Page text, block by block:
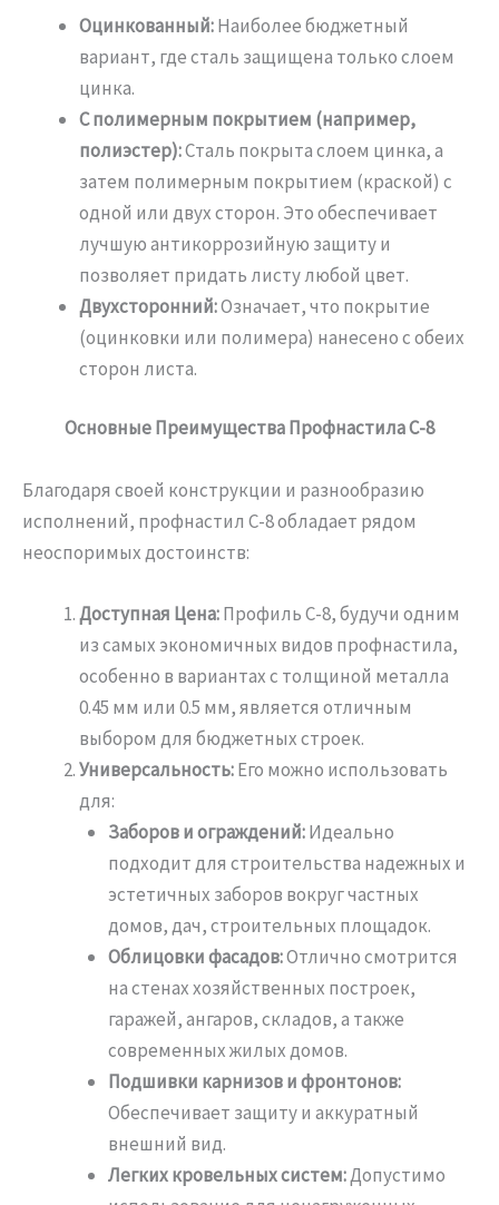
Оцинкованный:Наиболее бюджетный
вариант, где сталь защищена только слоем
цинка.
С полимерным покрытием (например,
полиэстер):Сталь покрыта слоем цинка, а
затем полимерным покрытием (краской) с
одной или двух сторон. Это обеспечивает
лучшую антикоррозийную защиту и
позволяет придать листу любой цвет.
Двухсторонний:Означает, что покрытие
(оцинковки или полимера) нанесено с обеих
сторон листа.
Основные Преимущества Профнастила С-8
Благодаря своей конструкции и разнообразию
исполнений, профнастил С-8 обладает рядом
неоспоримых достоинств:
Доступная Цена:Профиль С-8, будучи одним
из самых экономичных видов профнастила,
особенно в вариантах с толщиной металла
0.45 мм или 0.5 мм, является отличным
выбором для бюджетных строек.
Универсальность:Его можно использовать
для:
Заборов и ограждений:Идеально
подходит для строительства надежных и
эстетичных заборов вокруг частных
домов, дач, строительных площадок.
Облицовки фасадов:Отлично смотрится
на стенах хозяйственных построек,
гаражей, ангаров, складов, а также
современных жилых домов.
Подшивки карнизов и фронтонов:
Обеспечивает защиту и аккуратный
внешний вид.
Легких кровельных систем:Допустимо